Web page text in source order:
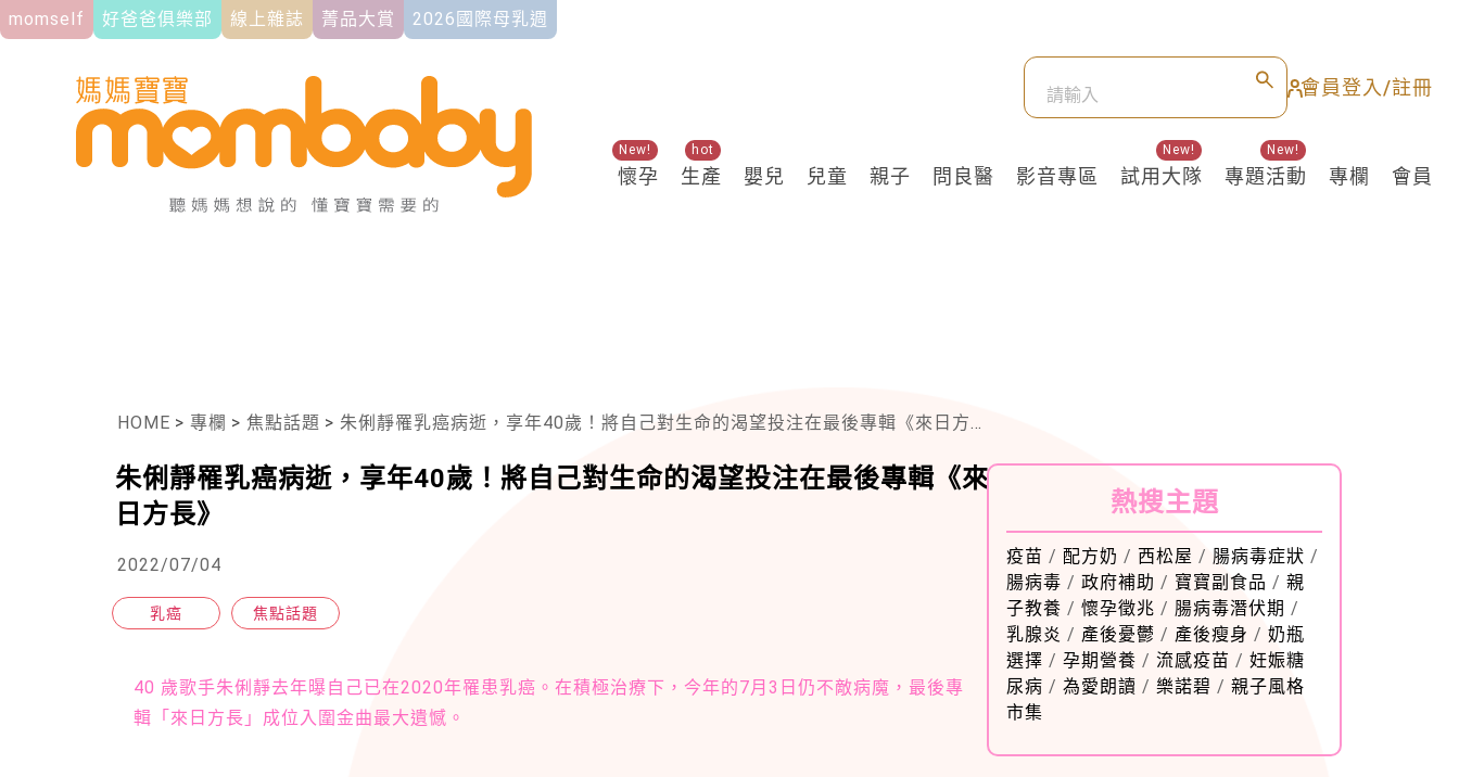
momself 好爸爸俱樂部 線上雜誌 菁品大賞 2026國際母乳週
會員登入/註冊
懷孕
New!
生產
hot
嬰兒 兒童 親子 問良醫 影音專區 試用大隊
New!
專題活動
New!
專欄 會員
HOME > 專欄 > 焦點話題 > 朱俐靜罹乳癌病逝，享年40歲！將自己對生命的渴望投注在最後專輯《來日方長》
朱俐靜罹乳癌病逝，享年40歲！將自己對生命的渴望投注在最後專輯《來
日方長》
2022/07/04
乳癌 焦點話題
40 歲歌手朱俐靜去年曝自己已在2020年罹患乳癌。在積極治療下，今年的7月3日仍不敵病魔，最後專
輯「來日方長」成位入圍金曲最大遺憾。
熱搜主題
疫苗 / 配方奶 / 西松屋 / 腸病毒症狀 /
腸病毒 / 政府補助 / 寶寶副食品 / 親
子教養 / 懷孕徵兆 / 腸病毒潛伏期 /
乳腺炎 / 產後憂鬱 / 產後瘦身 / 奶瓶
選擇 / 孕期營養 / 流感疫苗 / 妊娠糖
尿病 / 為愛朗讀 / 樂諾碧 / 親子風格
市集